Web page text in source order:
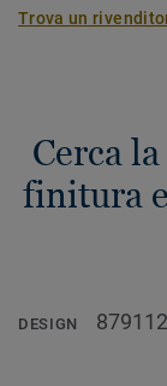
Trova un
Cerca
finitura
DESIGN